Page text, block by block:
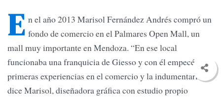
E n el año 2013 Marisol Fernández Andrés compró un
fondo de comercio en el Palmares Open Mall, un
mall muy importante en Mendoza. “En ese local
funcionaba una franquicia de Giesso y con él empecé mis
primeras experiencias en el comercio y la indumentaria”,
dice Marisol, diseñadora gráfica con estudio propio